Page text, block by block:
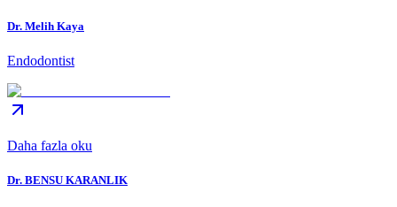
Dr. Melih Kaya
Endodontist
Daha fazla oku
Dr. BENSU KARANLIK